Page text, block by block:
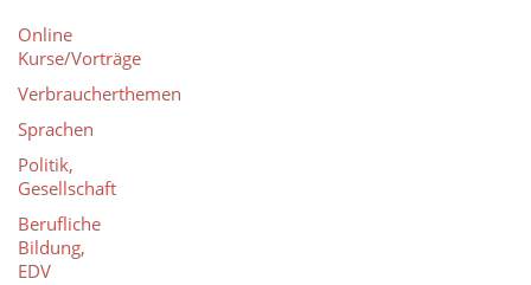
Online
Kurse/Vorträge
Verbraucherthemen
Sprachen
Politik,
Gesellschaft
Berufliche
Bildung,
EDV